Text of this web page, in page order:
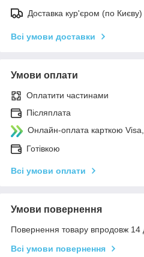
Доставка кур'єром (по Києву)
Всі умови доставки
Умови оплати
Оплатити частинами
Післяплата
Онлайн-оплата карткою
Готівкою
Всі умови оплати
Умови повернення
Повернення товару впродовж 14
Всі умови повернення